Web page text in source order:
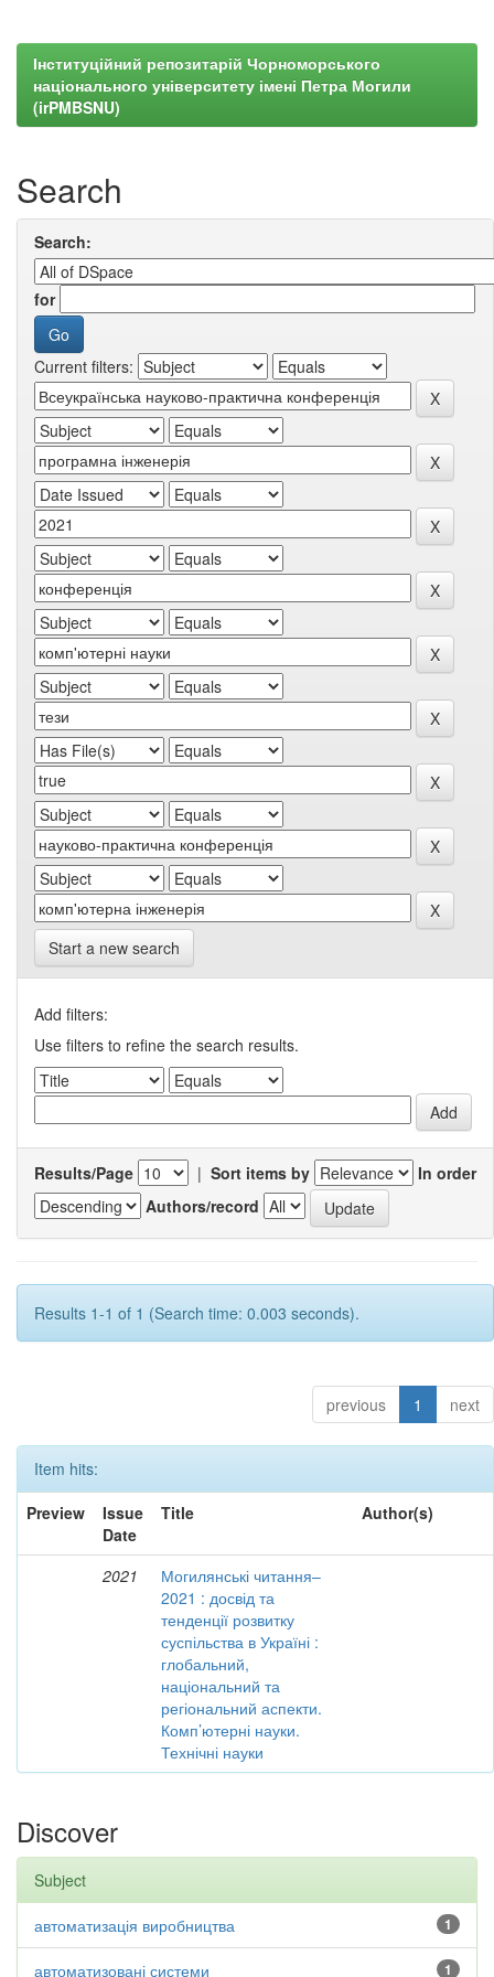
Інституційний репозитарій Чорноморського
національного університету імені Петра Могили
(irPMBSNU)
Search
Search:
for
Current filters:
Start a new search
Add filters:
Use filters to refine the search results.
Results/Page | Sort items by
In order
Authors/record
Results 1-1 of 1 (Search time: 0.003 seconds).
previous 1 next
Item hits:
Preview
Issue
Date
Title Author(s)
2021
Могилянські читання–
2021 : досвід та
тенденції розвитку
суспільства в Україні :
глобальний,
національний та
регіональний аспекти.
Комп’ютерні науки.
Технічні науки
Discover
Subject
1
автоматизація виробництва
1
автоматизовані системи